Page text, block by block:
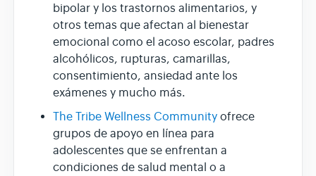
bipolar y los trastornos alimentarios, y
otros temas que afectan al bienestar
emocional como el acoso escolar, padres
alcohólicos, rupturas, camarillas,
consentimiento, ansiedad ante los
exámenes y mucho más.
The Tribe Wellness Community ofrece
grupos de apoyo en línea para
adolescentes que se enfrentan a
condiciones de salud mental o a